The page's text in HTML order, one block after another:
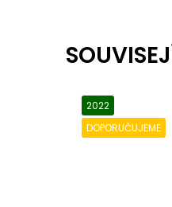
2022
DOPORUČUJEME